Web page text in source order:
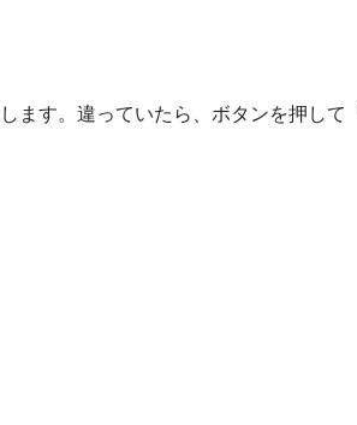
ます。違っていたら、ボタンを押して